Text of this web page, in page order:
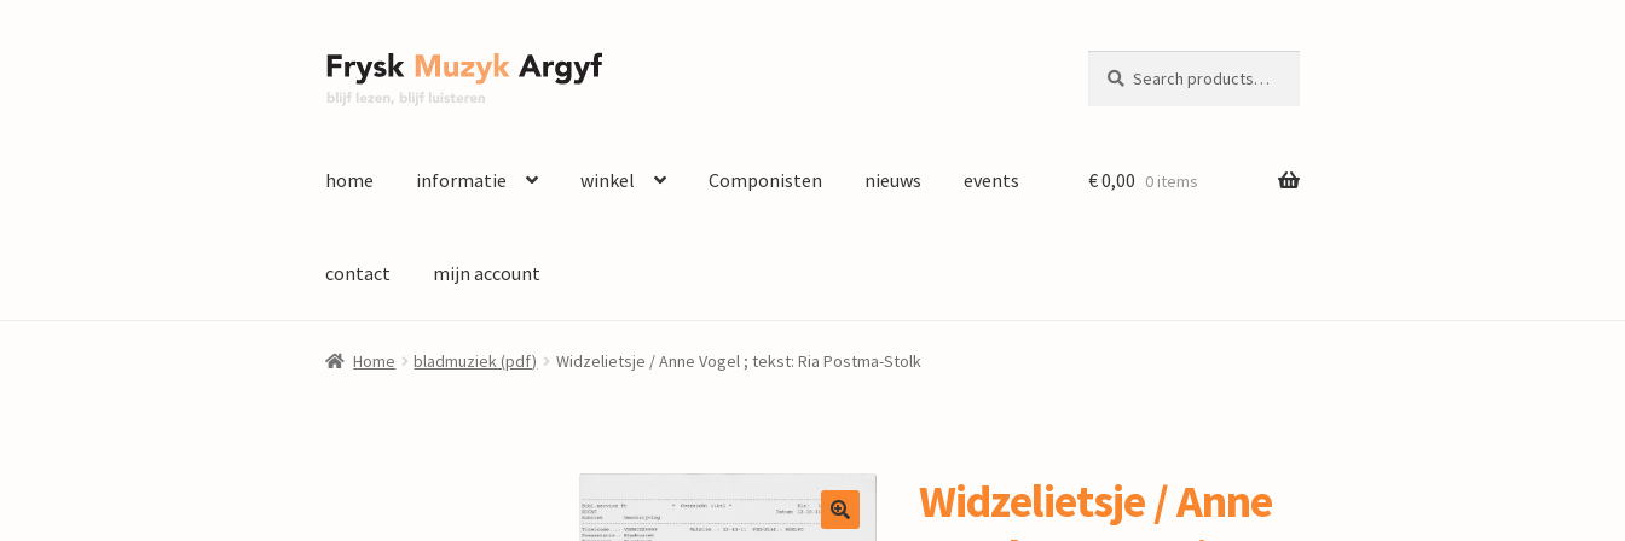
Ga
door
Ga
naar
for:
home informatie winkel Componisten nieuws events
contact mijn account
€0,00 0 items
Home bladmuziek (pdf) Widzelietsje / Anne Vogel ; tekst: Ria Postma-Stolk
Widzelietsje / Anne